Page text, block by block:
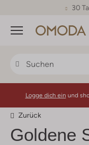
30
Menü
Logge dich ein und
Zurück
Goldene